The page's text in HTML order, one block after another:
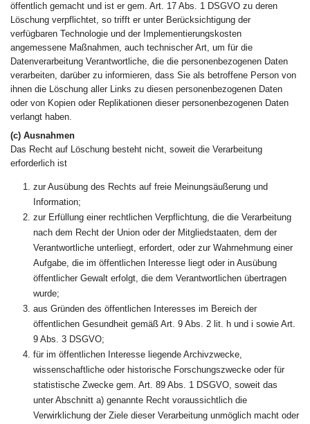
öffentlich gemacht und ist er gem. Art. 17 Abs. 1 DSGVO zu deren
Löschung verpflichtet, so trifft er unter Berücksichtigung der
verfügbaren Technologie und der Implementierungskosten
angemessene Maßnahmen, auch technischer Art, um für die
Datenverarbeitung Verantwortliche, die die personenbezogenen Daten
verarbeiten, darüber zu informieren, dass Sie als betroffene Person von
ihnen die Löschung aller Links zu diesen personenbezogenen Daten
oder von Kopien oder Replikationen dieser personenbezogenen Daten
verlangt haben.
(c) Ausnahmen
Das Recht auf Löschung besteht nicht, soweit die Verarbeitung
erforderlich ist
zur Ausübung des Rechts auf freie Meinungsäußerung und
Information;
zur Erfüllung einer rechtlichen Verpflichtung, die die Verarbeitung
nach dem Recht der Union oder der Mitgliedstaaten, dem der
Verantwortliche unterliegt, erfordert, oder zur Wahrnehmung einer
Aufgabe, die im öffentlichen Interesse liegt oder in Ausübung
öffentlicher Gewalt erfolgt, die dem Verantwortlichen übertragen
wurde;
aus Gründen des öffentlichen Interesses im Bereich der
öffentlichen Gesundheit gemäß Art. 9 Abs. 2 lit. h und i sowie Art.
9 Abs. 3 DSGVO;
für im öffentlichen Interesse liegende Archivzwecke,
wissenschaftliche oder historische Forschungszwecke oder für
statistische Zwecke gem. Art. 89 Abs. 1 DSGVO, soweit das
unter Abschnitt a) genannte Recht voraussichtlich die
Verwirklichung der Ziele dieser Verarbeitung unmöglich macht oder